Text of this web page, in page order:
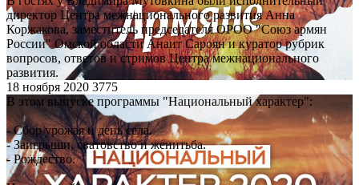
директор Центра межнационального развития Анна
Коржакова, заместитель председателя ОРОО "Союз армян
России" Омской области Анаит Сароян и куратор рубрик
вопросов, ответов и стримов Центра межнационального
развития.
18 ноября 2020 3775
В этом выпуске программы "Национальный характер":
- Сбор урожая и день села.
- Заигрыши, сватовство и женитьба.
- Рождество.